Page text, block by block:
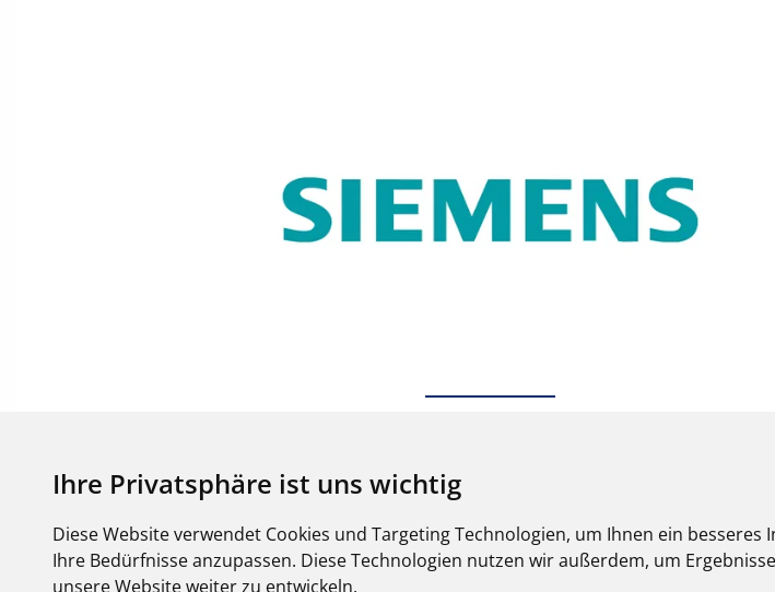
Ihre Privatsphäre ist uns wichtig
Diese Website verwendet Cookies und Targeting Technologien, um Ihnen ein
Ihre Bedürfnisse anzupassen. Diese Technologien nutzen wir außerdem, um
unsere Website weiter zu entwickeln.